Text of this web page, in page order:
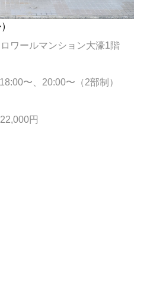
ワールマンション大濠1階
〜、20:00〜（2部制）
円